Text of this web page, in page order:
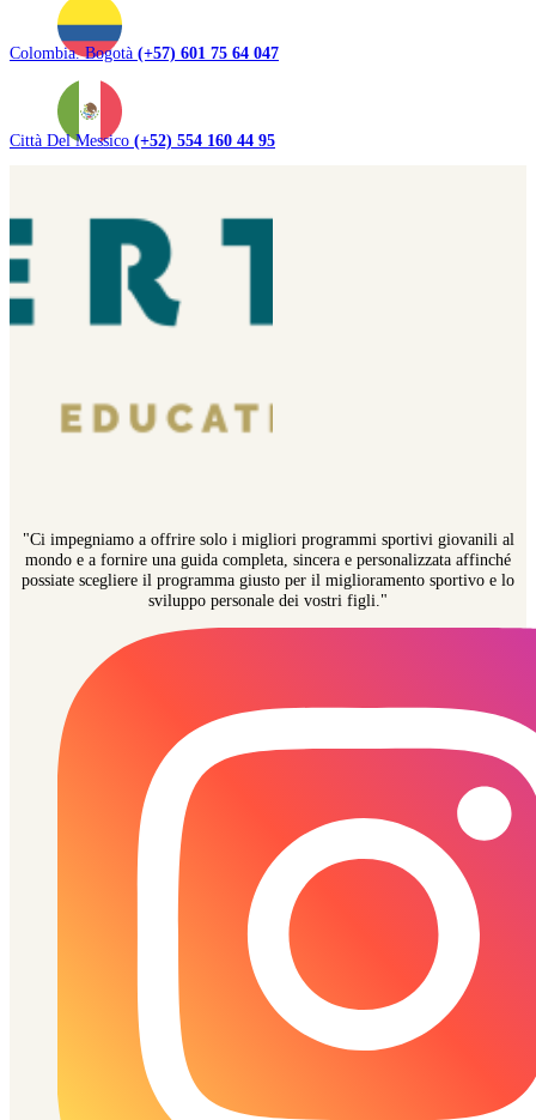
Colombia. Bogotà (+57) 601 75 64 047
Città Del Messico (+52) 554 160 44 95
"Ci impegniamo a offrire solo i migliori programmi sportivi giovanili al
mondo e a fornire una guida completa, sincera e personalizzata affinché
possiate scegliere il programma giusto per il miglioramento sportivo e lo
sviluppo personale dei vostri figli."